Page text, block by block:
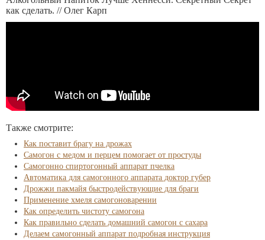
как сделать. // Олег Карп
Также смотрите:
Как поставит брагу на дрожах
Самогон с медом и перцем помогает от простуды
Самогонно спиртогонный аппарат пчелка
Автоматика для самогонного аппарата доктор губер
Дрожжи пакмайя быстродействующие для браги
Применение хмеля самогоноварении
Как определить чистоту самогона
Как правильно сделать домашний самогон с сахара
Делаем самогонный аппарат подробная инструкция